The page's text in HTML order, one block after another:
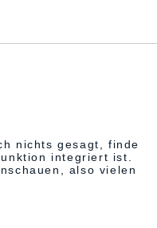
nichts gesagt, finde
integriert ist.
also vielen